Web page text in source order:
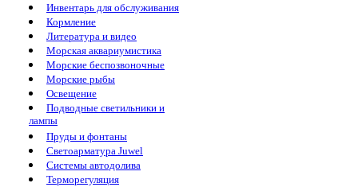
Инвентарь для обслуживания
Кормление
Литература и видео
Морская аквариумистика
Морские беспозвоночные
Морские рыбы
Освещение
Подводные светильники и
лампы
Пруды и фонтаны
Светоарматура Juwel
Системы автодолива
Терморегуляция